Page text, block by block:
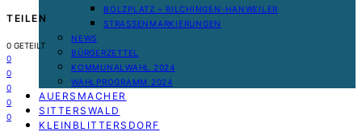
BOLZPLATZ – RILCHINGEN-HANWEILER
STRASSENMARKIERUNGEN
NEWS
BÜRGERZETTEL
KOMMUNALWAHL 2024
WAHLPROGRAMM 2024
AUERSMACHER
SITTERSWALD
KLEINBLITTERSDORF
TEILEN
0 GETEILT
0
0
0
0
0